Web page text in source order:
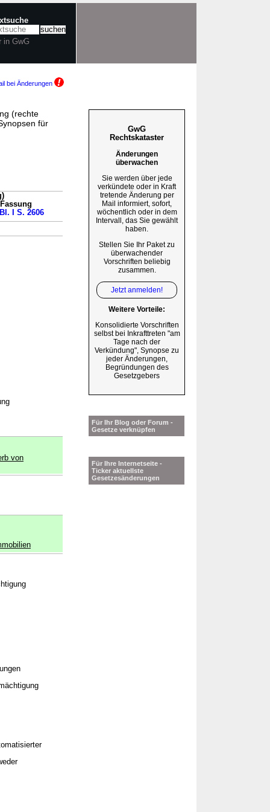
in GwG
bei Änderungen
(rechte
für
I S. 2606
von
GwG
Rechtskataster
Änderungen
überwachen
Sie werden über jede
verkündete oder in Kraft
tretende Änderung per
Mail informiert, sofort,
wöchentlich oder in dem
Intervall, das Sie gewählt
haben.
Stellen Sie Ihr Paket zu
überwachender
Vorschriften beliebig
zusammen.
Jetzt anmelden!
Weitere Vorteile:
Konsolidierte Vorschriften
selbst bei Inkrafttreten "am
Tage nach der
Verkündung", Synopse zu
jeder Änderungen,
Begründungen des
Gesetzgebers
Für Ihr Blog oder Forum -
Gesetze verknüpfen
Für Ihre Internetseite -
Ticker aktuellste
Gesetzesänderungen